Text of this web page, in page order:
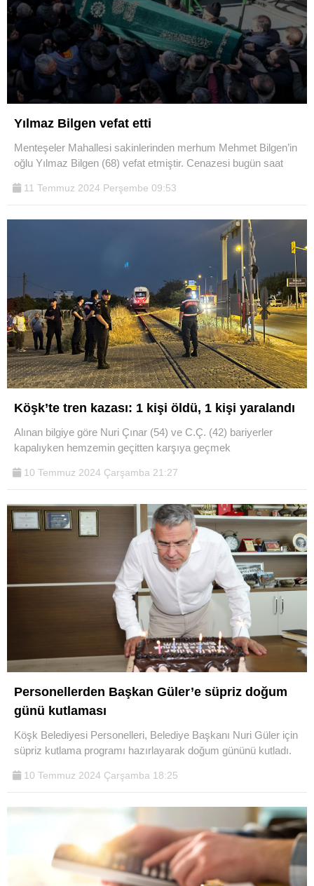
Yılmaz Bilgen vefat etti
Menteşeler Mahallesi sakinlerinden merhum Mehmet Bilgen’in
oğlu Yılmaz Bilgen (68) vefat etmiştir. Cenazesi bugün saat
11 Temmuz 2024 Perşembe 09:53
Köşk’te tren kazası: 1 kişi öldü, 1 kişi yaralandı
Alınan bilgiye göre Nuri Çınar (54) ve C.Ç. (42) bariyerler
kapalıyken hemzemin geçitten karşıya geçmek
10 Temmuz 2024 Çarşamba 21:27
Personellerden Başkan Güler’e süpriz doğum
günü kutlaması
Köşk Belediyesi Personelleri, Belediye Başkanı Nuri Güler için
süpriz kutlama programı hazırlayarak doğum gününü kutladı.
10 Temmuz 2024 Çarşamba 18:25